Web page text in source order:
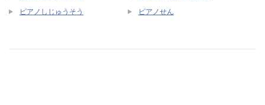
ピアノしじゅうそう ピアノせん